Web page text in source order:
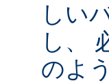
しい
し、
のよ